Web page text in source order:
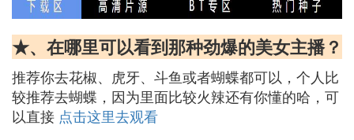
★、在哪里可以看到那种劲爆的美女主播？
推荐你去花椒、虎牙、斗鱼或者蝴蝶都可以，个人比
较推荐去蝴蝶，因为里面比较火辣还有你懂的哈，可
以直接 点击这里去观看